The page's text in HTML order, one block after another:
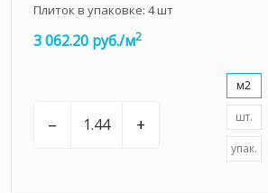
Плиток в упаковке: 4шт
3 062.20 руб./м2
– +
м2
шт.
упак.